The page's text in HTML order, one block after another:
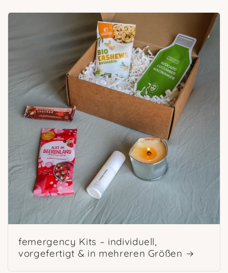
femergency Kits – individuell,
vorgefertigt & in mehreren Größen